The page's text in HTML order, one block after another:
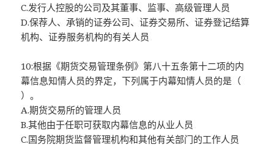
C.发行人控股的公司及其董事、监事、高级管理人员
D.保荐人、承销的证券公司、证券交易所、证券登记结算
机构、证券服务机构的有关人员
10:根据《期货交易管理条例》第八十五条第十二项的内
幕信息知情人员的界定，下列属于内幕知情人员的是（
）。
A.期货交易所的管理人员
B.其他由于任职可获取内幕信息的从业人员
C.国务院期货监督管理机构和其他有关部门的工作人员